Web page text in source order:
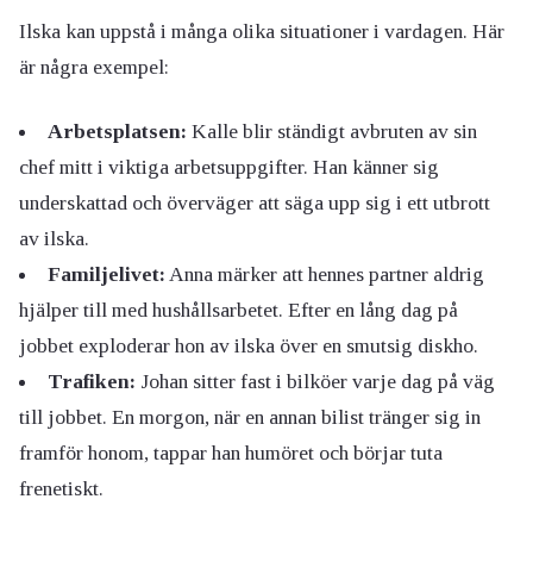
Ilska kan uppstå i många olika situationer i vardagen. Här
är några exempel:
Arbetsplatsen: Kalle blir ständigt avbruten av sin
chef mitt i viktiga arbetsuppgifter. Han känner sig
underskattad och överväger att säga upp sig i ett utbrott
av ilska.
Familjelivet: Anna märker att hennes partner aldrig
hjälper till med hushållsarbetet. Efter en lång dag på
jobbet exploderar hon av ilska över en smutsig diskho.
Trafiken: Johan sitter fast i bilköer varje dag på väg
till jobbet. En morgon, när en annan bilist tränger sig in
framför honom, tappar han humöret och börjar tuta
frenetiskt.